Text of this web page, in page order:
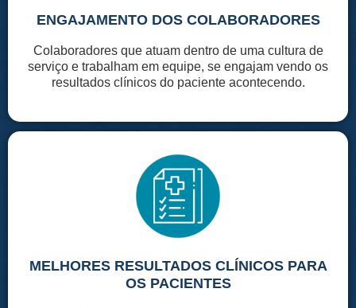
ENGAJAMENTO DOS COLABORADORES
Colaboradores que atuam dentro de uma cultura de
serviço e trabalham em equipe, se engajam vendo os
resultados clínicos do paciente acontecendo.
MELHORES RESULTADOS CLÍNICOS PARA
OS PACIENTES